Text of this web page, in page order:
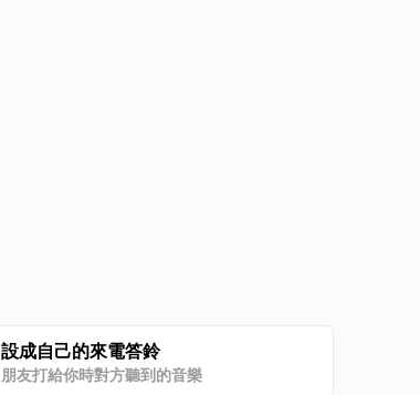
設成自己的來電答鈴
朋友打給你時對方聽到的音樂